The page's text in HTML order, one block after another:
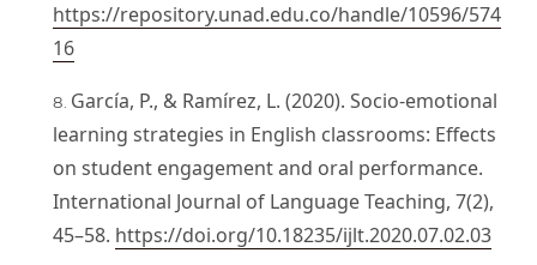
https://repository.unad.edu.co/handle/10596/574
16
García, P., & Ramírez, L. (2020). Socio-emotional
learning strategies in English classrooms: Effects
on student engagement and oral performance.
International Journal of Language Teaching, 7(2),
45–58. https://doi.org/10.18235/ijlt.2020.07.02.03